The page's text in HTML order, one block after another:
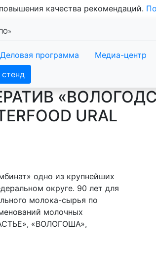
качества рекомендаций.
Деловая программа
Медиа-центр
URAL
одно из крупнейших
округе. 90 лет для
молока-сырья по
молочных
«ВОЛОГОША»,